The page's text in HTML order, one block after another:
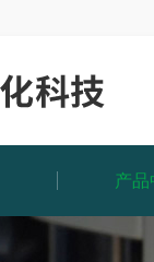
产品